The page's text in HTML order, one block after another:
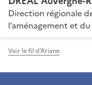
Direction régionale
l’aménagement et
Voir le fil d'Ariane